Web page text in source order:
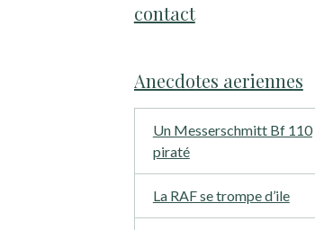
contact
Anecdotes aeriennes
Un Messerschmitt Bf 110
piraté
La RAF se trompe d’ile